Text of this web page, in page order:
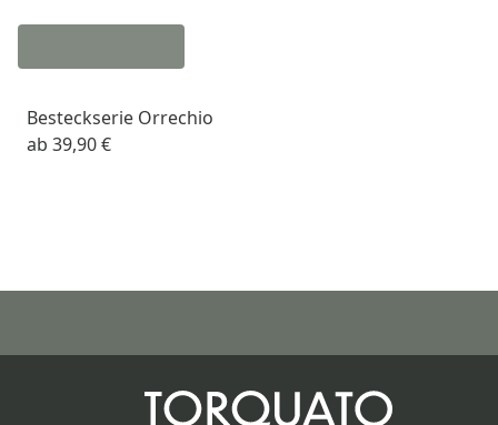
Besteckserie Orrechio
ab 39,90 €